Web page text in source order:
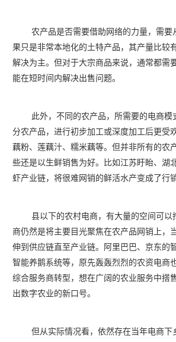
农产品是否需要借助网络的力量，需要
果只是非常本地化的土特产品，其产量比较
解决为主。但对于大宗商品来说，通常都需
能在短时间内解决出售问题。
此外，不同的农产品，所需要的电商模
分农产品，进行初步加工或深度加工后更受
藕粉、莲藕汁、糯米藕等。但并非所有的农
些还是以生鲜销售为好。比如江苏盱眙、湖
虾产业链，将很难网销的鲜活水产变成了行
县以下的农村电商，有大量的空间可以
商仍然是将主要目光聚焦在农产品网销上，
伸到供应链直至产业链。阿里巴巴、京东的
智能养鹅系统等，原先轰轰烈烈的农资电商
综合服务商转型，想在广阔的农业服务中搭
出数字农业的新口号。
但从实际情况看，依然存在当年电商下